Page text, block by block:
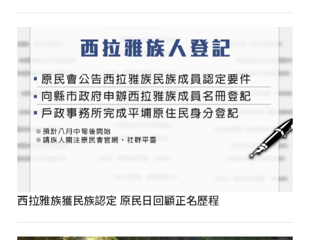
西拉雅族獲民族認定 原民日回顧正名歷程